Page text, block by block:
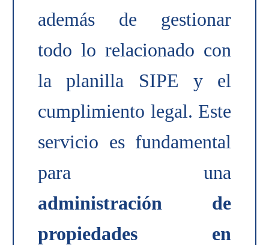
además de gestionar
todo lo relacionado con
la planilla SIPE y el
cumplimiento legal. Este
servicio es fundamental
para una
administración de
propiedades en